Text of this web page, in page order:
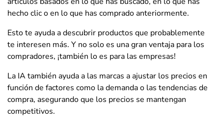
hecho clic o en lo que has comprado anteriormente.
Esto te ayuda a descubrir productos que probablemente
te interesen más. Y no solo es una gran ventaja para los
compradores, ¡también lo es para las empresas!
La IA también ayuda a las marcas a ajustar los precios en
función de factores como la demanda o las tendencias de
compra, asegurando que los precios se mantengan
competitivos.